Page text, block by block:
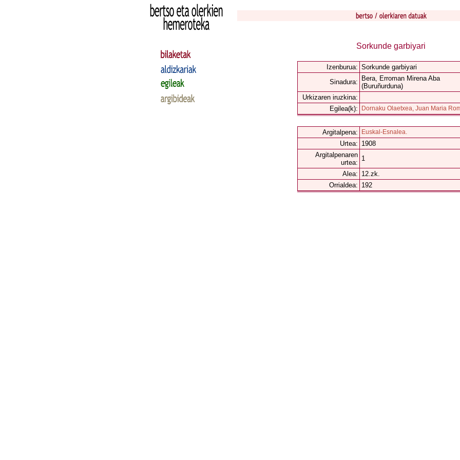
Sorkunde garbiyari
Izenburua: Sorkunde garbiyari
Sinadura:
Bera, Erroman Mirena Aba
(Buruñurduna)
Urkizaren iruzkina:
Egilea(k):
Dornaku Olaetxea, Juan Maria
Argitalpena: Euskal-Esnalea.
Urtea: 1908
Argitalpenaren
urtea:
1
Alea: 12.zk.
Orrialdea: 192